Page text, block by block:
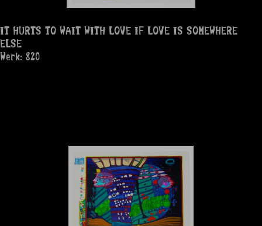
IT HURTS TO WAIT WITH LOVE IF LOVE IS SOMEWHERE
ELSE
Werk: 820